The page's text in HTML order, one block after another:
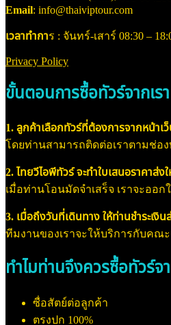
Email: info@thaiviptour.com
เวลาทำการ : จันทร์-เสาร์ 08:30 –
Privacy Policy
ขั้นตอนการซื้อทัวร์จากเรา
1. ลูกค้าเลือกทัวร์ที่ต้องการจากหน้าเ
โดยท่านสามารถติดต่อเราตามช่อ
2. ไทยวีไอพีทัวร์ จะทำใบเสนอราคาส่
เมื่อท่านโอนมัดจำเสร็จ เราจะออ
3. เมื่อถึงวันที่เดินทาง ให้ท่านชำระเงิน
ทีมงานของเราจะให้บริการกับคณ
ทำไมท่านจึงควรซื้อทัวร์
ซื่อสัตย์ต่อลูกค้า
ตรงปก 100%